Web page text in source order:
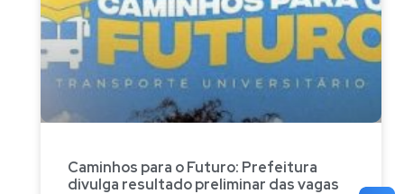
Caminhos para o Futuro: Prefeitura
divulga resultado preliminar das vagas